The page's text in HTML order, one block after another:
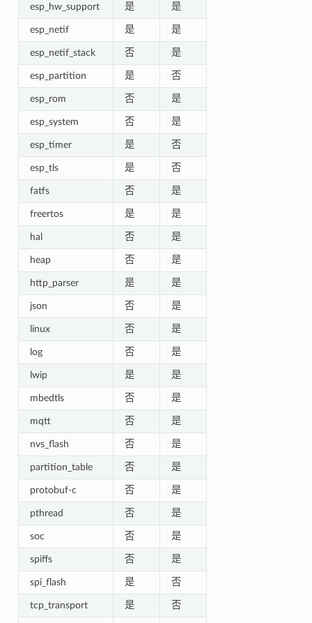
esp_hw_support 是 是
esp_netif 是 是
esp_netif_stack 否 是
esp_partition 是 否
esp_rom 否 是
esp_system 否 是
esp_timer 是 否
esp_tls 是 否
fatfs 否 是
freertos 是 是
hal 否 是
heap 否 是
http_parser 是 是
json 否 是
linux 否 是
log 否 是
lwip 是 是
mbedtls 否 是
mqtt 否 是
nvs_flash 否 是
partition_table 否 是
protobuf-c 否 是
pthread 否 是
soc 否 是
spiffs 否 是
spi_flash 是 否
tcp_transport 是 否